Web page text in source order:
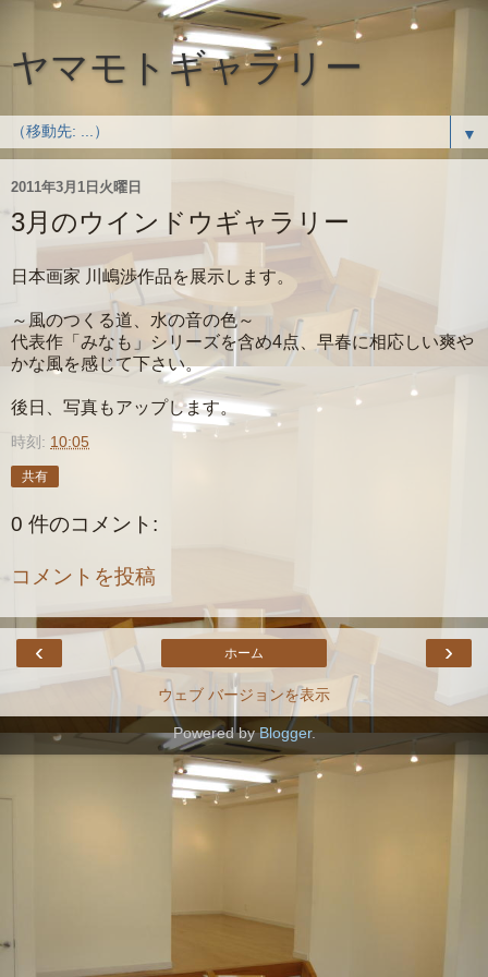
ヤマモトギャラリー
▼
2011年3月1日火曜日
3月のウインドウギャラリー
日本画家 川嶋渉作品を展示します。
～風のつくる道、水の音の色～
代表作「みなも」シリーズを含め4点、早春に相応しい爽や
かな風を感じて下さい。
後日、写真もアップします。
時刻: 10:05
共有
0 件のコメント:
コメントを投稿
‹ ›
ホーム
ウェブ バージョンを表示
Powered byBlogger.